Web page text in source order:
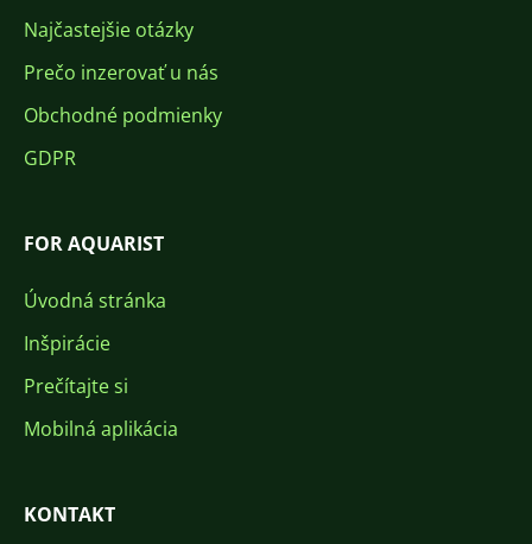
Najčastejšie otázky
Prečo inzerovať u nás
Obchodné podmienky
GDPR
FOR AQUARIST
Úvodná stránka
Inšpirácie
Prečítajte si
Mobilná aplikácia
KONTAKT